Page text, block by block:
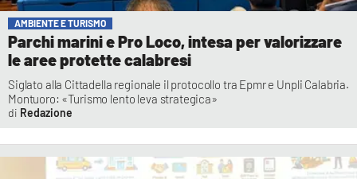
AMBIENTE E TURISMO
Parchi marini e Pro Loco, intesa per valorizzare
le aree protette calabresi
Siglato alla Cittadella regionale il protocollo tra Epmr e Unpli Calabria.
Montuoro: «Turismo lento leva strategica»
Redazione